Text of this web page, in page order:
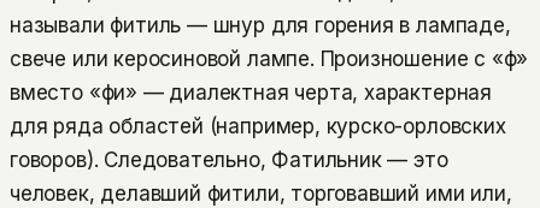
называли фитиль — шнур для горения в лампаде,
свече или керосиновой лампе. Произношение с «ф»
вместо «фи» — диалектная черта, характерная
для ряда областей (например, курско-орловских
говоров). Следовательно, Фатильник — это
человек, делавший фитили, торговавший ими или,